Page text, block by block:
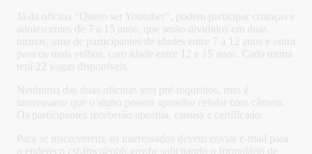
Já da oficina “Quero ser Youtuber”, podem participar crianças e
adolescentes de 7 a 15 anos, que serão divididos em duas
turmas, uma de participantes de idades entre 7 a 12 anos e outra
para os mais velhos, com idade entre 12 e 15 anos. Cada turma
terá 22 vagas disponíveis.
Nenhuma das duas oficinas tem pré-requisitos, mas é
interessante que o aluno possua aparelho celular com câmera.
Os participantes receberão apostila, camisa e certificado.
Para se inscreverem, os interessados devem enviar e-mail para
o endereço cst-fmc@pbh.gov.br solicitando o formulário de